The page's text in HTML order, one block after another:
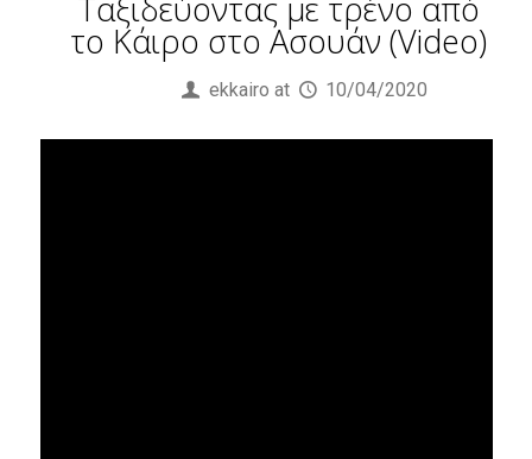
Tαξιδεύοντας με τρένο από
το Κάιρο στο Ασουάν (Video)
ekkairo at 10/04/2020